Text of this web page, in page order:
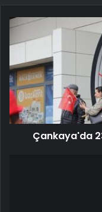
Çankaya'da